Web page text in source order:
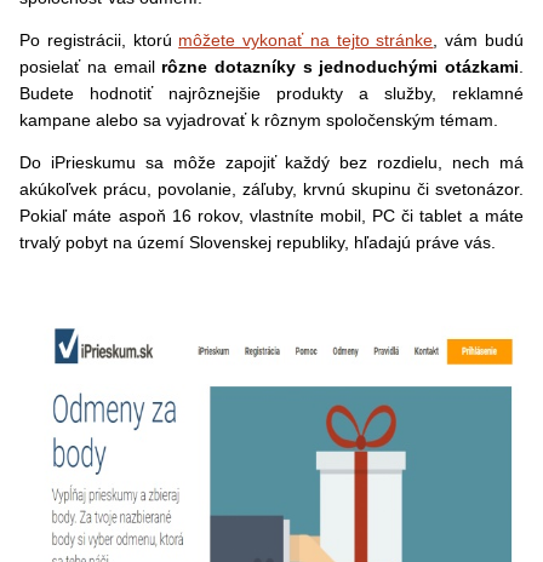
Po registrácii, ktorú môžete vykonať na tejto stránke, vám budú
posielať na email rôzne dotazníky s jednoduchými otázkami.
Budete hodnotiť najrôznejšie produkty a služby, reklamné
kampane alebo sa vyjadrovať k rôznym spoločenským témam.
Do iPrieskumu sa môže zapojiť každý bez rozdielu, nech má
akúkoľvek prácu, povolanie, záľuby, krvnú skupinu či svetonázor.
Pokiaľ máte aspoň 16 rokov, vlastníte mobil, PC či tablet a máte
trvalý pobyt na území Slovenskej republiky, hľadajú práve vás.